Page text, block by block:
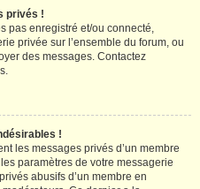
privés !
pas enregistré et/ou connecté,
privée sur l’ensemble du forum, ou
des messages. Contactez
!
les messages privés d’un membre
paramètres de votre messagerie
abusifs d’un membre en